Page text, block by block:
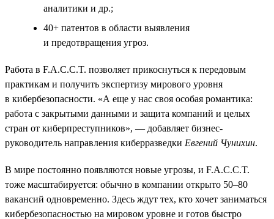
аналитики и др.;
40+ патентов в области выявления
и предотвращения угроз.
Работа в F.A.C.C.T. позволяет прикоснуться к передовым
практикам и получить экспертизу мирового уровня
в кибербезопасности. «А еще у нас своя особая романтика:
работа с закрытыми данными и защита компаний и целых
стран от киберпреступников», — добавляет бизнес-
руководитель направления киберразведки Евгений Чунихин.
В мире постоянно появляются новые угрозы, и F.A.C.C.T.
тоже масштабируется: обычно в компании открыто 50–80
вакансий одновременно. Здесь ждут тех, кто хочет заниматься
кибербезопасностью на мировом уровне и готов быстро